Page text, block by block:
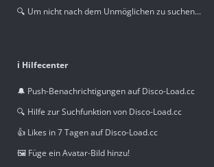
🔍 Um nicht nach dem Unmöglichen zu suchen...
ℹ️ Hilfecenter
🔔 Push-Benachrichtigungen auf Disco-Load.cc
🔍 Hilfe zur Suchfunktion von Disco-Load.cc
👍 Likes in 7 Tagen auf Disco-Load.cc
🖼️ Füge ein Avatar-Bild hinzu!